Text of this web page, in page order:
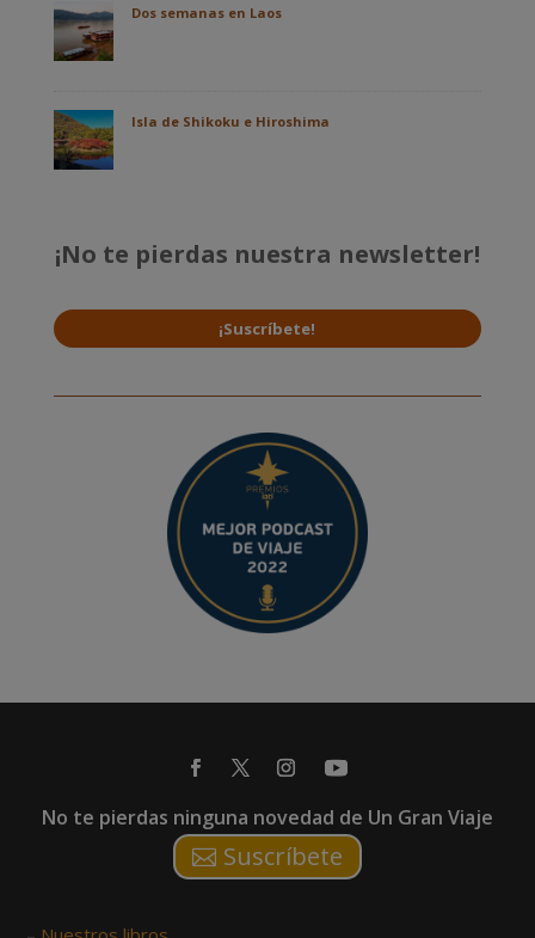
Dos semanas en Laos
Isla de Shikoku e Hiroshima
¡No te pierdas nuestra newsletter!
¡Suscríbete!
No te pierdas ninguna novedad de Un Gran Viaje
Suscríbete